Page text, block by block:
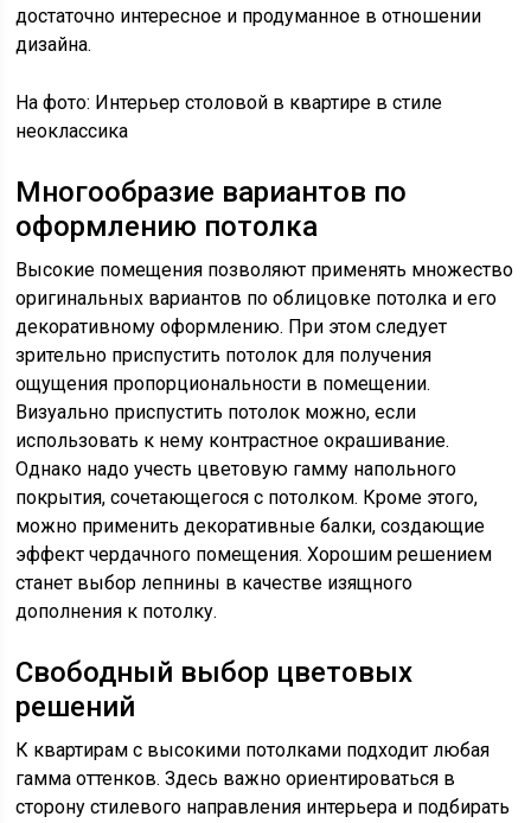
достаточно интересное и продуманное в отношении
дизайна.
На фото: Интерьер столовой в квартире в стиле
неоклассика
Многообразие вариантов по
оформлению потолка
Высокие помещения позволяют применять множество
оригинальных вариантов по облицовке потолка и его
декоративному оформлению. При этом следует
зрительно приспустить потолок для получения
ощущения пропорциональности в помещении.
Визуально приспустить потолок можно, если
использовать к нему контрастное окрашивание.
Однако надо учесть цветовую гамму напольного
покрытия, сочетающегося с потолком. Кроме этого,
можно применить декоративные балки, создающие
эффект чердачного помещения. Хорошим решением
станет выбор лепнины в качестве изящного
дополнения к потолку.
Свободный выбор цветовых
решений
К квартирам с высокими потолками подходит любая
гамма оттенков. Здесь важно ориентироваться в
сторону стилевого направления интерьера и подбирать